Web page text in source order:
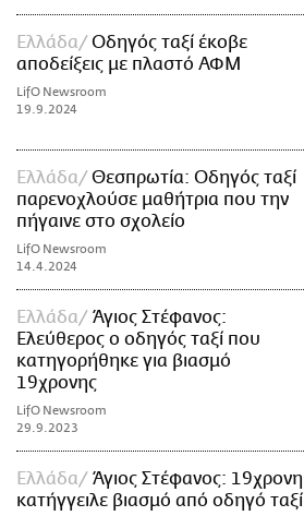
Ελλάδα
Οδηγός ταξί έκοβε
αποδείξεις με πλαστό ΑΦΜ
LifO Newsroom
19.9.2024
Ελλάδα
Θεσπρωτία: Οδηγός ταξί
παρενοχλούσε μαθήτρια που την
πήγαινε στο σχολείο
LifO Newsroom
14.4.2024
Ελλάδα
Άγιος Στέφανος:
Ελεύθερος ο οδηγός ταξί που
κατηγορήθηκε για βιασμό
19χρονης
LifO Newsroom
29.9.2023
Ελλάδα
Άγιος Στέφανος: 19χρονη
κατήγγειλε βιασμό από οδηγό ταξί